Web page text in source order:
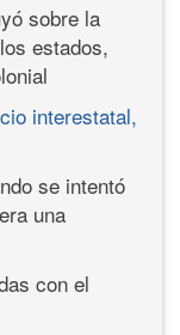
sobre la
estados,
interestatal,
se intentó
una
con el